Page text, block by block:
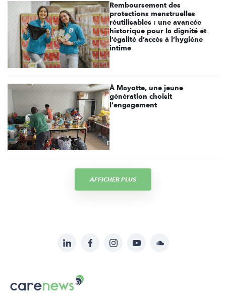
Remboursement des
protections menstruelles
réutilisables : une avancée
historique pour la dignité et
l’égalité d’accès à l’hygiène
intime
À Mayotte, une jeune
génération choisit
l'engagement
AFFICHER PLUS
sur:
LinkedInFacebookInstagramYouTubeSoundcloud
Carenews,
Le